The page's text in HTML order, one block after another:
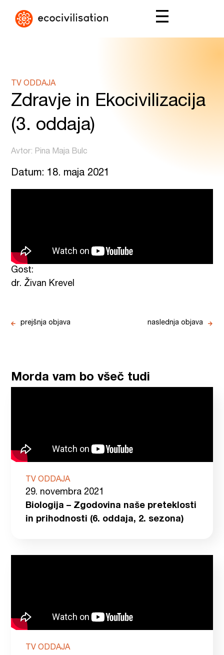
TV ODDAJA
Zdravje in Ekocivilizacija
(3. oddaja)
Avtor: Pina Maja Bulc
Datum: 18. maja 2021
Gost:
dr. Živan Krevel
prejšnja objava naslednja objava
Morda vam bo všeč tudi
TV ODDAJA
29. novembra 2021
Biologija – Zgodovina naše preteklosti
in prihodnosti (6. oddaja, 2. sezona)
TV ODDAJA